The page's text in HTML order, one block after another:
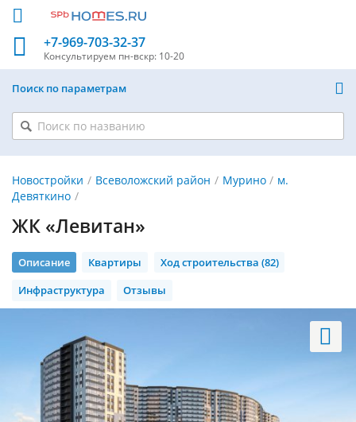
+7-969-703-32-37
Консультируем пн-вскр: 10-20
Поиск по параметрам
Новостройки Всеволожский район Мурино
м.
Девяткино
ЖК «Левитан»
Описание Квартиры
Ход строительства (82)
Инфраструктура
Отзывы